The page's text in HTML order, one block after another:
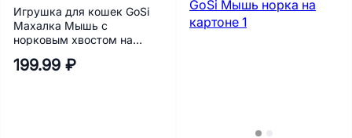
Игрушка для кошек GoSi
Махалка Мышь с
норковым хвостом на
199.99 ₽